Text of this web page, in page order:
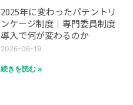
2025年に変わったパテントリ
ンケージ制度｜専門委員制度
導入で何が変わるのか
2026-06-19
続きを読む »